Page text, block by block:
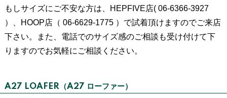
もしサイズにご不安な方は、HEPFIVE店( 06-6366-3927
）、HOOP店（ 06-6629-1775 ）で試着頂けますのでご来店
下さい。また、電話でのサイズ感のご相談も受け付けて下
りますのでお気軽にご相談ください。
A27 LOAFER（A27 ローファー）